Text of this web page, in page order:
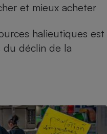
et mieux acheter
halieutiques est
du déclin de la